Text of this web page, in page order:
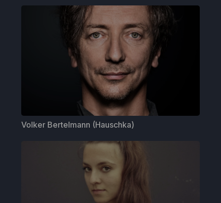
Volker Bertelmann (Hauschka)